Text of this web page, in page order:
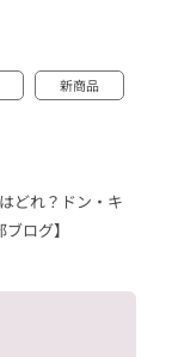
新商品
どれ？ドン・キ
ログ】